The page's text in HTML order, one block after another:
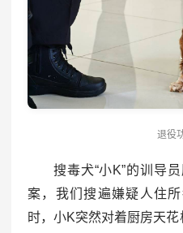
退役
搜毒犬“小K”的训导
案，我们搜遍嫌疑人住
时，小K突然对着厨房天